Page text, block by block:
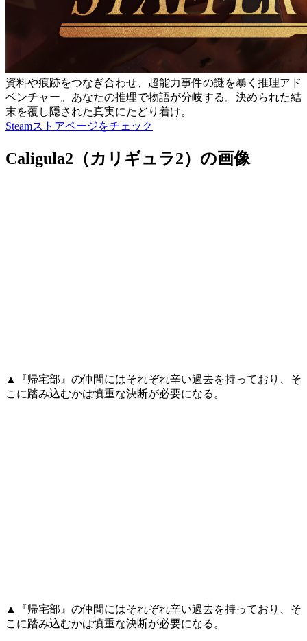
資料や痕跡をつなぎ合わせ、超能力事件の謎を暴く推理アド
ベンチャー。あなたの推理で物語が分岐する。決められた結
末を覆し隠された真実にたどり着け。
Steamストアページをチェック
Caligula2（カリギュラ2）の画像
▲『帰宅部』の仲間にはそれぞれ辛い過去を持っており、そ
こに踏み込むかは慎重な決断が必要になる。
▲『帰宅部』の仲間にはそれぞれ辛い過去を持っており、そ
こに踏み込むかは慎重な決断が必要になる。